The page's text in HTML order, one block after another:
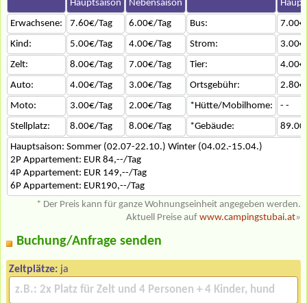
Hauptsaison Nebensaison
Erwachsene:
7.60€/Tag 6.00€/Tag Bus:
Kind:
5.00€/Tag 4.00€/Tag Strom:
Zelt:
8.00€/Tag 7.00€/Tag Tier:
Auto:
4.00€/Tag 3.00€/Tag Ortsgebühr:
Moto:
3.00€/Tag 2.00€/Tag *Hütte/Mobilhome:
- -
Stellplatz:
8.00€/Tag 8.00€/Tag *Gebäude:
Hauptsaison: Sommer (02.07-22.10.) Winter (04.02.-15.04.)
2P Appartement: EUR 84,--/Tag
4P Appartement: EUR 149,--/Tag
6P Appartement: EUR190,--/Tag
* Der Preis kann für ganze Wohnungseinheit angegeben werden.
Aktuell Preise auf www.campingstubai.at»
Buchung/Anfrage senden
Zeltplätze: ja